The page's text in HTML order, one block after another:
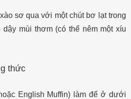
sơ qua với một chút bơ lạt trong
dậy mùi thơm (có thể nêm một xíu
thức
English Muffin) làm đế ở dưới